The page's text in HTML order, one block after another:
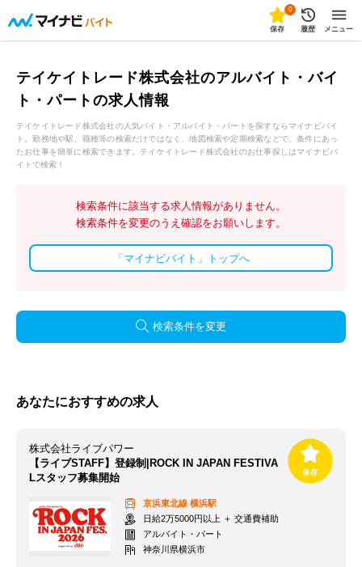
0
保存 履歴 メニュー
テイケイトレード株式会社のアルバイト・バイ
ト・パートの求人情報
テイケイトレード株式会社の人気バイト・アルバイト・パートを探すならマイナビバイ
ト。勤務地や駅、職種等の検索だけではなく、地図検索や定期検索などで、条件にあっ
たお仕事を簡単に検索できます。テイケイトレード株式会社のお仕事探しはマイナビバ
イトで検索！
検索条件に該当する求人情報がありません。
検索条件を変更のうえ確認をお願いします。
「マイナビバイト」トップへ
検索条件を変更
あなたにおすすめの求人
株式会社ライブパワー
【ライブSTAFF】登録制|ROCK IN JAPAN FESTIVA
Lスタッフ募集開始
京浜東北線 横浜駅
日給2万5000円以上 ＋ 交通費補助
アルバイト・パート
神奈川県横浜市